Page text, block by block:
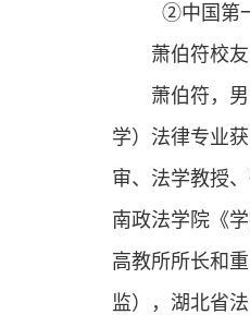
②中国第
萧伯符校
萧伯符，
学）法律专业
审、法学教授
南政法学院《
高教所所长和
监），湖北省